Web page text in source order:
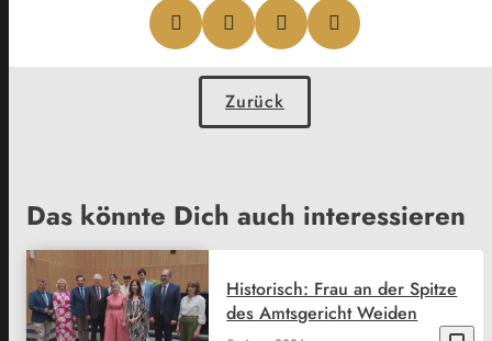
Zurück
Das könnte Dich auch interessieren
Historisch: Frau an der Spitze
des Amtsgericht Weiden